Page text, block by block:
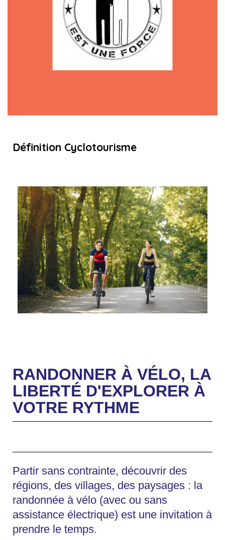
Définition Cyclotourisme
RANDONNER À VÉLO, LA
LIBERTÉ D'EXPLORER À
VOTRE RYTHME
Partir sans contrainte, découvrir des
régions, des villages, des paysages : la
randonnée à vélo (avec ou sans
assistance électrique) est une invitation à
prendre le temps.